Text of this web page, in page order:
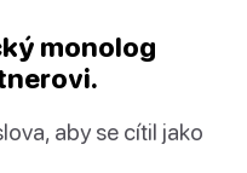
monolog
aby se cítil jako